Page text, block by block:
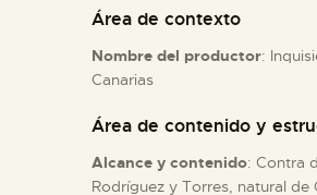
Área de contexto
Nombre del productor:
Canarias
Área de contenido y
Alcance y contenido: Contra
Rodríguez y Torres, natural de